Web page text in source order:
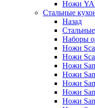
Ножи
Стальные
Назад
Наборы
Ножи
Ножи
Ножи
Ножи
Ножи
Ножи
Ножи